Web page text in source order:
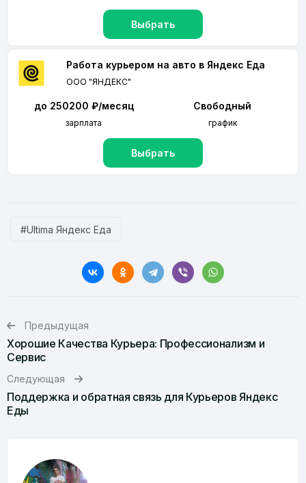
Выбрать
Работа курьером на авто в Яндекс Еда
ООО "ЯНДЕКС"
до 250200 ₽/месяц
зарплата
Свободный
график
Выбрать
#Ultima Яндекс Еда
Предыдущая
Хорошие Качества Курьера: Профессионализм и
Сервис
Следующая
Поддержка и обратная связь для Курьеров Яндекс
Еды